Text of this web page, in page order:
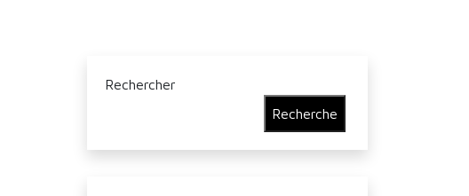
Rechercher
Recherche